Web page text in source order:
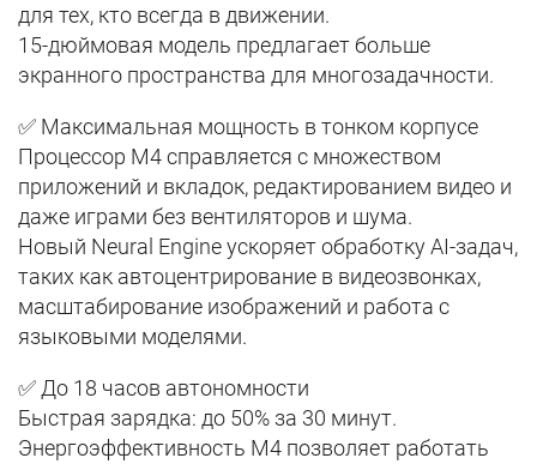
для тех, кто всегда в движении.
15-дюймовая модель предлагает больше
экранного пространства для многозадачности.
✅ Максимальная мощность в тонком корпусе
Процессор M4 справляется с множеством
приложений и вкладок, редактированием видео и
даже играми без вентиляторов и шума.
Новый Neural Engine ускоряет обработку AI-задач,
таких как автоцентрирование в видеозвонках,
масштабирование изображений и работа с
языковыми моделями.
✅ До 18 часов автономности
Быстрая зарядка: до 50% за 30 минут.
Энергоэффективность M4 позволяет работать